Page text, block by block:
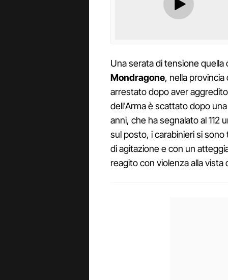
Una serata di tensione quella
Mondragone, nella
arrestato dopo aver
dell'Arma è scattato dopo
anni, che ha segnalato al 112
sul posto, i carabinieri si
di agitazione e con un
reagito con violenza alla vista